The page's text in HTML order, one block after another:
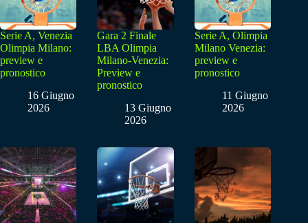
Serie A, Venezia
Olimpia Milano:
preview e
pronostico
16 Giugno
2026
Gara 2 Finale
LBA Olimpia
Milano-Venezia:
Preview e
pronostico
13 Giugno
2026
Serie A, Olimpia
Milano Venezia:
preview e
pronostico
11 Giugno
2026